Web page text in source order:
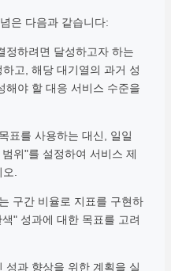
은 다음과 같습니다:
정하려면 달성하고자 하는
고, 해당 대기열의 과거 성
해야 할 대응 서비스 수준을
표를 사용하는 대신, 일일
위"를 설정하여 서비스 제
오.
구간 비율로 지표를 구현하
" 성과에 대한 목표를 고려
성과 향상을 위한 계획을 실